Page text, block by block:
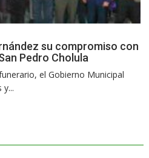
su compromiso con
Pedro Cholula
el Gobierno Municipal